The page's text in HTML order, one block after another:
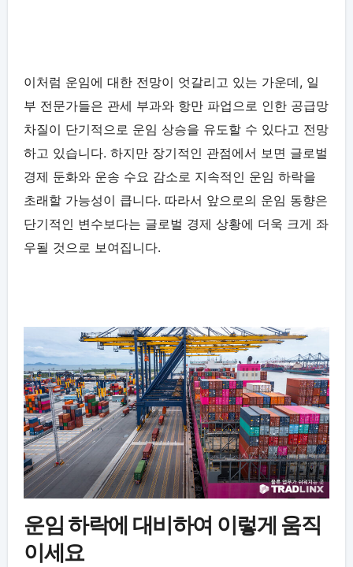
이처럼 운임에 대한 전망이 엇갈리고 있는 가운데, 일
부 전문가들은 관세 부과와 항만 파업으로 인한 공급망
차질이 단기적으로 운임 상승을 유도할 수 있다고 전망
하고 있습니다. 하지만 장기적인 관점에서 보면 글로벌
경제 둔화와 운송 수요 감소로 지속적인 운임 하락을
초래할 가능성이 큽니다. 따라서 앞으로의 운임 동향은
단기적인 변수보다는 글로벌 경제 상황에 더욱 크게 좌
우될 것으로 보여집니다.
운임 하락에 대비하여 이렇게 움직
이세요